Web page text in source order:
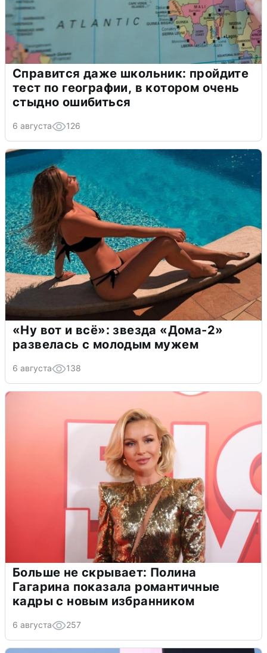
Справится даже школьник: пройдите
тест по географии, в котором очень
стыдно ошибиться
6 августа 126
«Ну вот и всё»: звезда «Дома-2»
развелась с молодым мужем
6 августа 138
Больше не скрывает: Полина
Гагарина показала романтичные
кадры с новым избранником
6 августа 257